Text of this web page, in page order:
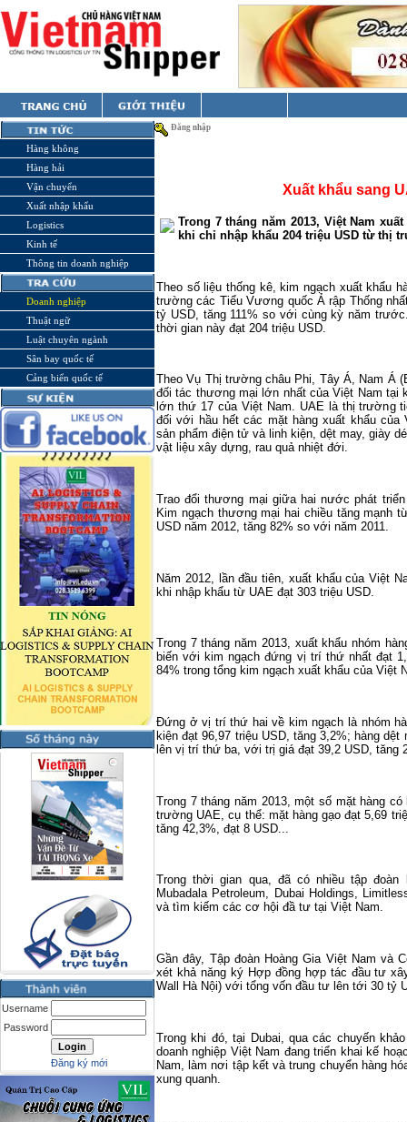
Hàng không
Hàng hải
Vận chuyển
Xuất nhập khẩu
Logistics
Kinh tế
Thông tin doanh nghiệp
Doanh nghiệp
Thuật ngữ
Luật chuyên ngành
Sân bay quốc tế
Cảng biển quốc tế
Username
Password
Đăng ký mới
Đăng nhập
Xuất khẩu sang
Trong 7 tháng năm 2013, Việt Nam xuất
khi chỉ nhập khẩu 204 triệu USD từ thị
Theo số liệu thống kê, kim ngạch xuất khẩu
trường các Tiểu Vương quốc Ả rập Thống
tỷ USD, tăng 111% so với cùng kỳ năm
thời gian này đạt 204 triệu USD.
Theo Vụ Thị trường châu Phi, Tây Á, Nam Á
đối tác thương mại lớn nhất của Việt Nam
lớn thứ 17 của Việt Nam. UAE là thị trường
đối với hầu hết các mặt hàng xuất khẩu của
sản phẩm điện tử và linh kiện, dệt may, giày
vật liệu xây dựng, rau quả nhiệt đới.
Trao đổi thương mại giữa hai nước phát
Kim ngạch thương mại hai chiều tăng mạnh
USD năm 2012, tăng 82% so với năm 2011.
Năm 2012, lần đầu tiên, xuất khẩu của Việt
khi nhập khẩu từ UAE đạt 303 triệu USD.
Trong 7 tháng năm 2013, xuất khẩu nhóm
biến với kim ngạch đứng vị trí thứ nhất đạt
84% trong tổng kim ngạch xuất khẩu của Việt
Đứng ở vị trí thứ hai về kim ngạch là nhóm
kiện đạt 96,97 triệu USD, tăng 3,2%; hàng
lên vị trí thứ ba, với trị giá đạt 39,2 USD, tăng
Trong 7 tháng năm 2013, một số mặt hàng
trường UAE, cụ thể: mặt hàng gạo đạt 5,69
tăng 42,3%, đạt 8 USD...
Trong thời gian qua, đã có nhiều tập
Mubadala Petroleum, Dubai Holdings,
và tìm kiếm các cơ hội đầ tư tại Việt Nam.
Gần đây, Tập đoàn Hoàng Gia Việt Nam và
xét khả năng ký Hợp đồng hợp tác đầu tư
Wall Hà Nội) với tổng vốn đầu tư lên tới 30 tỷ
Trong khi đó, tại Dubai, qua các chuyến
doanh nghiệp Việt Nam đang triển khai kế
Nam, làm nơi tập kết và trung chuyển hàng
xung quanh.